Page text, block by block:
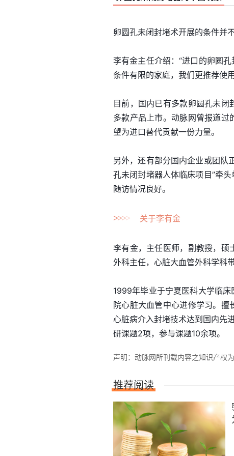
卵圆孔未闭封堵术开展的条件并
李有金主任介绍：“进口的卵圆
条件有限的家庭，我们更推荐使
目前，国内已有多款卵圆孔未
多款产品上市。动脉网曾报道过
望为进口替代贡献一份力量。
另外，还有部分国内企业或团队
孔未闭封堵器人体临床项目”牵
随访情况良好。
>>>> 关于李有金
李有金，主任医师，副教授，硕
外科主任，心脏大血管外科学科带
1999年毕业于宁夏医科大学临
院心脏大血管中心进修学习。
心脏病介入封堵技术达到国内先
研课题2项，参与课题10余项。
声明：动脉网所刊载内容之知识产权
推荐阅读